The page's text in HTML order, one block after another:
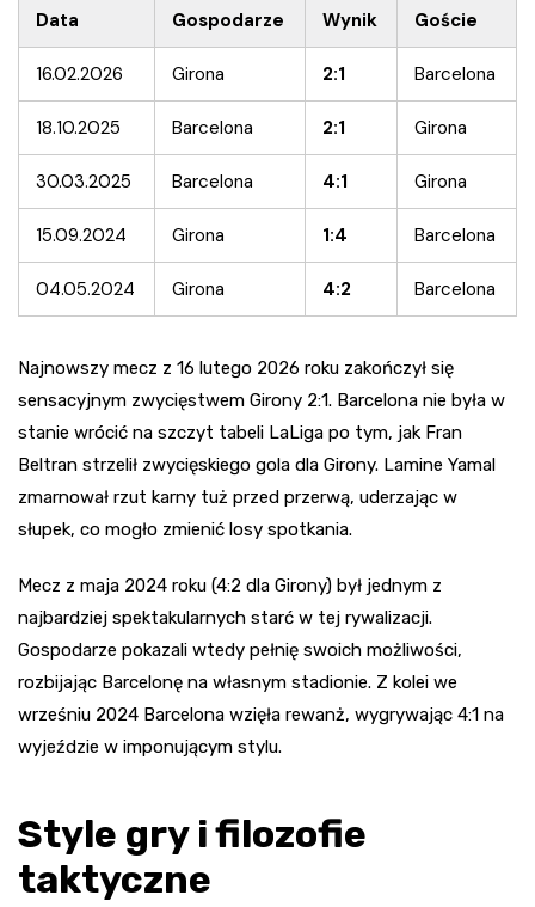
Data Gospodarze Wynik Goście
16.02.2026 Girona 2:1 Barcelona
18.10.2025 Barcelona 2:1 Girona
30.03.2025 Barcelona 4:1 Girona
15.09.2024 Girona 1:4 Barcelona
04.05.2024 Girona 4:2 Barcelona
Najnowszy mecz z 16 lutego 2026 roku zakończył się
sensacyjnym zwycięstwem Girony 2:1. Barcelona nie była w
stanie wrócić na szczyt tabeli LaLiga po tym, jak Fran
Beltran strzelił zwycięskiego gola dla Girony. Lamine Yamal
zmarnował rzut karny tuż przed przerwą, uderzając w
słupek, co mogło zmienić losy spotkania.
Mecz z maja 2024 roku (4:2 dla Girony) był jednym z
najbardziej spektakularnych starć w tej rywalizacji.
Gospodarze pokazali wtedy pełnię swoich możliwości,
rozbijając Barcelonę na własnym stadionie. Z kolei we
wrześniu 2024 Barcelona wzięła rewanż, wygrywając 4:1 na
wyjeździe w imponującym stylu.
Style gry i filozofie
taktyczne